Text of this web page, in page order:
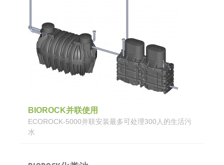
BIOROCK并联使用
ECOROCK-5000并联安装最多可处理300人的生活污
水